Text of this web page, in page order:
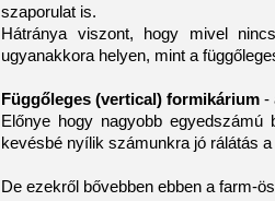
szaporulat is.
Hátránya viszont, hogy mivel
ugyanakkora helyen, mint a
Függőleges (vertical) formikárium -
Előnye hogy nagyobb egyedszámú
kevésbé nyílik számunkra jó rálátás
De ezekről bővebben ebben a farm-